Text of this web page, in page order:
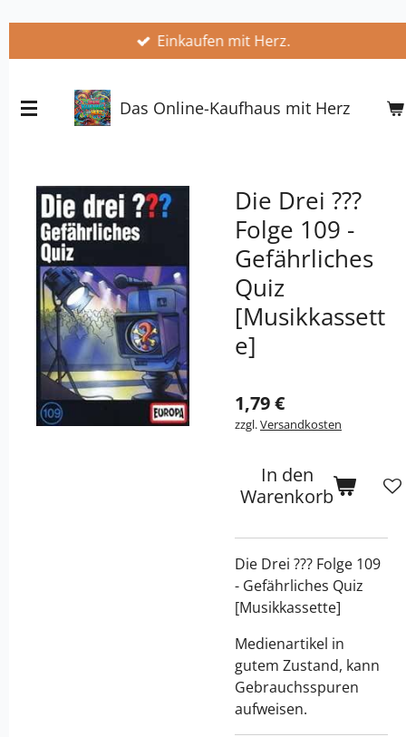
springen
Einkaufen mit Herz.
Das Online-Kaufhaus mit Herz
Die Drei ???
Folge 109 -
Gefährliches
Quiz
[Musikkassett
e]
1,79 €
zzgl.Versandkosten
In den
Warenkorb
Die Drei ??? Folge 109
- Gefährliches Quiz
[Musikkassette]
Medienartikel in
gutem Zustand, kann
Gebrauchsspuren
aufweisen.